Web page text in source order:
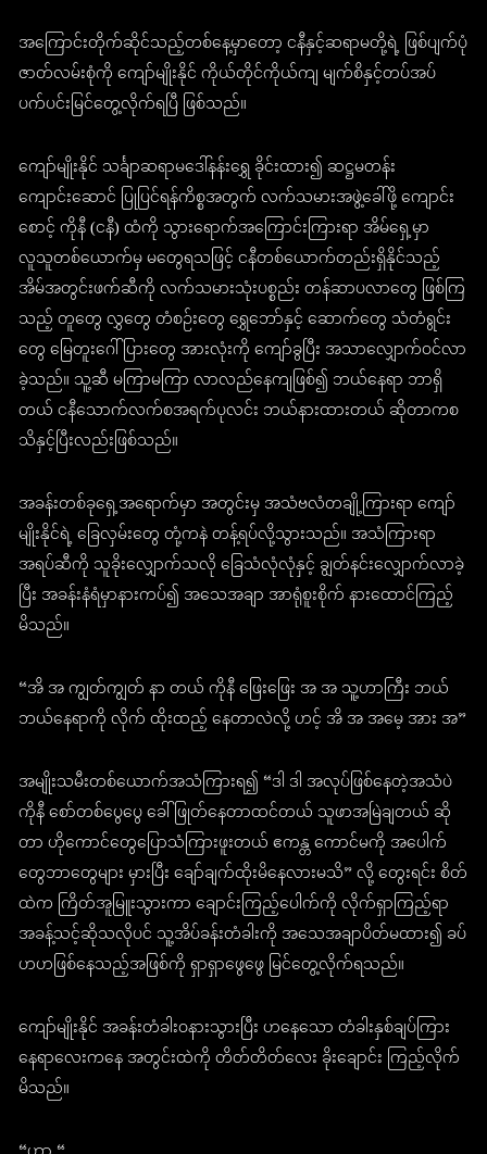
အကြောင်းတိုက်ဆိုင်သည့်တစ်နေ့မှာတော့ ငနီနှင့်ဆရာမတို့ရဲ့ ဖြစ်ပျက်ပုံ
ဇာတ်လမ်းစုံကို ကျော်မျိုးနိုင် ကိုယ်တိုင်ကိုယ်ကျ မျက်စိနှင့်တပ်အပ်
ပက်ပင်းမြင်တွေ့လိုက်ရပြီ ဖြစ်သည်။
ကျော်မျိုးနိုင် သင်္ချာဆရာမဒေါ်နန်းရွှေ ခိုင်းထား၍ ဆဋ္ဌမတန်း
ကျောင်းဆောင် ပြုပြင်ရန်ကိစ္စအတွက် လက်သမားအဖွဲ့ခေါ်ဖို့ ကျောင်း
စောင့် ကိုနီ (ငနီ) ထံကို သွားရောက်အကြောင်းကြားရာ အိမ်ရှေ့မှာ
လူသူတစ်ယောက်မှ မတွေရသဖြင့် ငနီတစ်ယောက်တည်းရှိနိုင်သည့်
အိမ်အတွင်းဖက်ဆီကို လက်သမားသုံးပစ္စည်း တန်ဆာပလာတွေ ဖြစ်ကြ
သည့် တူတွေ လွှတွေ တံစဉ်းတွေ ရွှေဘော်နှင့် ဆောက်တွေ သံတံရွင်း
တွေ မြေတူးဂေါ်ပြားတွေ အားလုံးကို ကျော်ခွပြီး အသာလျှောက်ဝင်လာ
ခဲ့သည်။ သူ့ဆီ မကြာမကြာ လာလည်နေကျဖြစ်၍ ဘယ်နေရာ ဘာရှိ
တယ် ငနီသောက်လက်စအရက်ပုလင်း ဘယ်နားထားတယ် ဆိုတာကစ
သိနှင့်ပြီးလည်းဖြစ်သည်။
အခန်းတစ်ခုရှေ့အရောက်မှာ အတွင်းမှ အသံဗလံတချို့ကြားရာ ကျော်
မျိုးနိုင်ရဲ့ ခြေလှမ်းတွေ တုံ့ကနဲ တန့်ရပ်လို့သွားသည်။ အသံကြားရာ
အရပ်ဆီကို သူခိုးလျှောက်သလို ခြေသံလုံလုံနှင့် ချွတ်နင်းလျှောက်လာခဲ့
ပြီး အခန်းနံရံမှာနားကပ်၍ အသေအချာ အာရုံစူးစိုက် နားထောင်ကြည့်
မိသည်။
“အိ အ ကျွတ်ကျွတ် နာ တယ် ကိုနီ ဖြေးဖြေး အ အ သူ့ဟာကြီး ဘယ်
ဘယ်နေရာကို လိုက် ထိုးထည့် နေတာလဲလို့ ဟင့် အိ အ အမေ့ အား အ”
အမျိုးသမီးတစ်ယောက်အသံကြားရ၍ “ဒါ ဒါ အလုပ်ဖြစ်နေတဲ့အသံပဲ
ကိုနီ စော်တစ်ပွေပွေ ခေါ်ဖြုတ်နေတာထင်တယ် သူဖာအမြဲချတယ် ဆို
တာ ဟိုကောင်တွေပြောသံကြားဖူးတယ် ဧကန္တ ကောင်မကို အပေါက်
တွေဘာတွေများ မှားပြီး ချော်ချက်ထိုးမိနေလားမသိ” လို့ တွေးရင်း စိတ်
ထဲက ကြိတ်အူမြူးသွားကာ ချောင်းကြည့်ပေါက်ကို လိုက်ရှာကြည့်ရာ
အခန့်သင့်ဆိုသလိုပင် သူ့အိပ်ခန်းတံခါးကို အသေအချာပိတ်မထား၍ ခပ်
ဟဟဖြစ်နေသည့်အဖြစ်ကို ရှာရှာဖွေဖွေ မြင်တွေ့လိုက်ရသည်။
ကျော်မျိုးနိုင် အခန်းတံခါးဝနားသွားပြီး ဟနေသော တံခါးနှစ်ချပ်ကြား
နေရာလေးကနေ အတွင်းထဲကို တိတ်တိတ်လေး ခိုးချောင်း ကြည့်လိုက်
မိသည်။